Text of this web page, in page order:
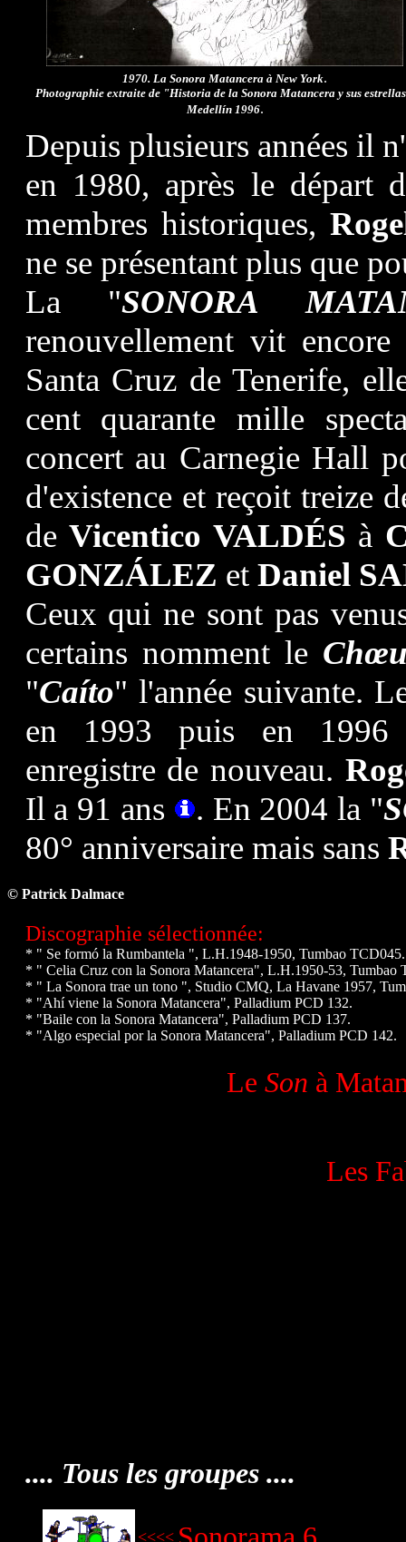
1970. La Sonora Matancera à New York.
Photographie extraite de "Historia de la Sonora Matancera y sus
Medellín 1996.
Depuis plusieurs années il
en 1980, après le départ
membres historiques,
ne se présentant plus que
La "SONORA
renouvellement vit
Santa Cruz de Tenerife,
cent quarante mille
concert au Carnegie Hall
d'existence et reçoit treize
deVicentico VALDÉS à
GONZÁLEZ et Daniel
Ceux qui ne sont pas
certains nomment le
"Caíto" l'année suivante.
en 1993 puis en
enregistre de nouveau.
Il a 91 ans
. En 2004 la "
80° anniversaire mais sans
© Patrick Dalmace
Discographie sélectionnée:
* " Se formó la Rumbantela ", L.H.1948-1950, Tumbao TCD045.
* " Celia Cruz con la Sonora Matancera", L.H.1950-53, Tumbao
* " La Sonora trae un tono ", Studio CMQ, La Havane 1957,
* "Ahí viene la Sonora Matancera", Palladium PCD 132.
* "Baile con la Sonora Matancera", Palladium PCD 137.
* "Algo especial por la Sonora Matancera", Palladium PCD 142.
Le Son à
Les
.... Tous les groupes ....
<<<<